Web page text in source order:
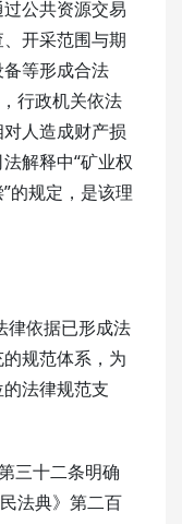
公共资源交易
开采范围与期
等形成合法
行政机关依法
人造成财产损
解释中“矿业权
的规定，是该理
律依据已形成法
规范体系，为
法律规范支
三十二条明确
法典》第二百